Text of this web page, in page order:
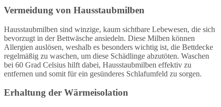
Vermeidung von Hausstaubmilben
Hausstaubmilben sind winzige, kaum sichtbare Lebewesen, die sich
bevorzugt in der Bettwäsche ansiedeln. Diese Milben können
Allergien auslösen, weshalb es besonders wichtig ist, die Bettdecke
regelmäßig zu waschen, um diese Schädlinge abzutöten. Waschen
bei 60 Grad Celsius hilft dabei, Hausstaubmilben effektiv zu
entfernen und somit für ein gesünderes Schlafumfeld zu sorgen.
Erhaltung der Wärmeisolation